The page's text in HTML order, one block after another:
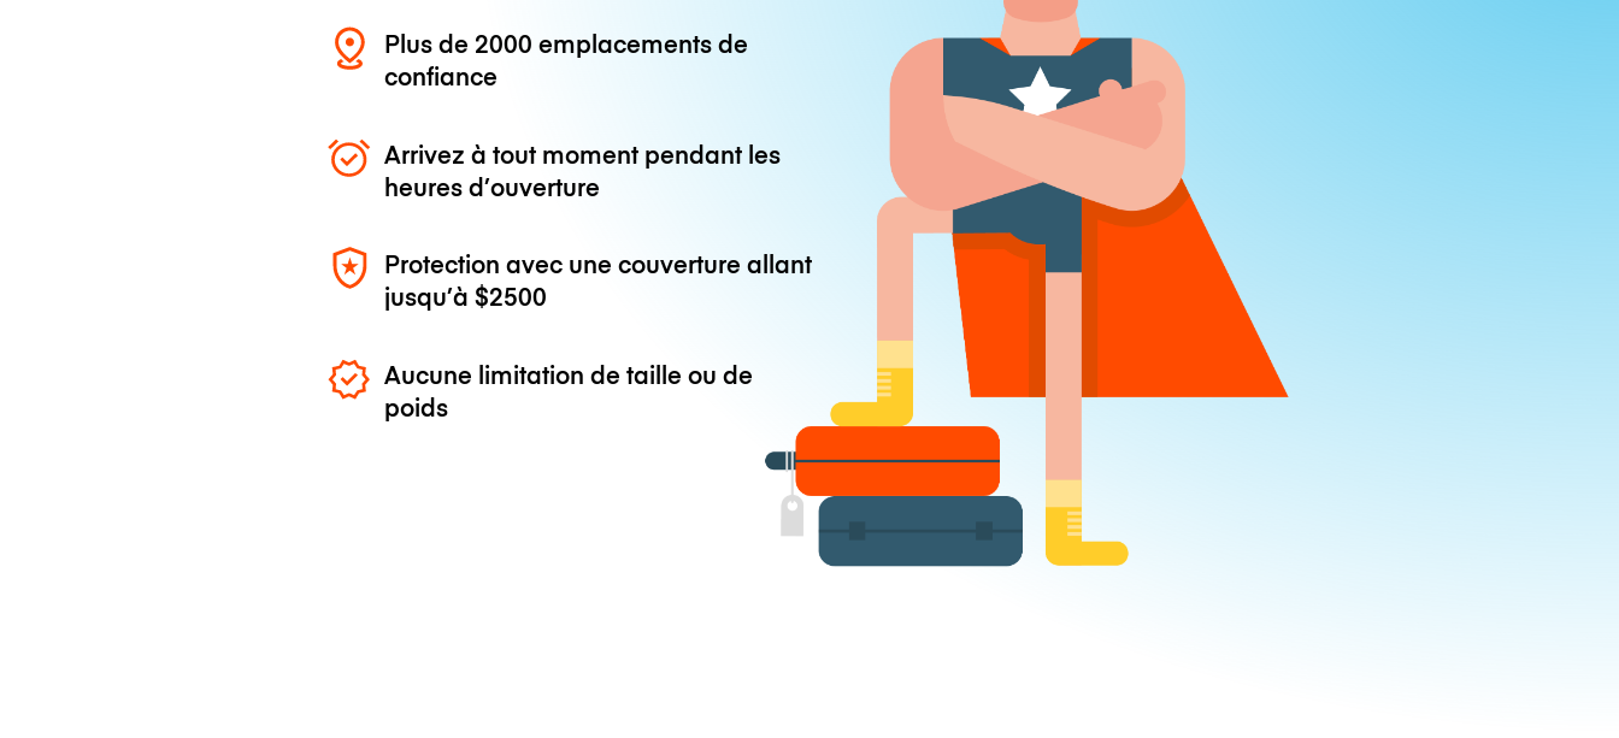
Plus de 2000 emplacements de
confiance
Arrivez à tout moment pendant les
heures d’ouverture
Protection avec une couverture allant
jusqu’à$2500
Aucune limitation de taille ou de
poids